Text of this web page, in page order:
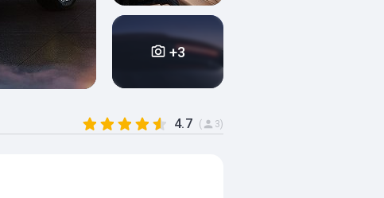
+3
4.7 ( 3)